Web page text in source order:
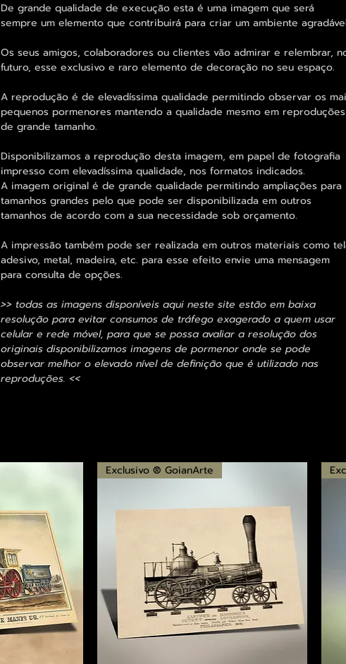
De grande qualidade de execução esta é uma imagem que será
sempre um elemento que contribuirá para criar um ambiente
Os seus amigos, colaboradores ou clientes vão admirar e relembrar,
futuro, esse exclusivo e raro elemento de decoração no seu espaço.
A reprodução é de elevadíssima qualidade permitindo observar os
pequenos pormenores mantendo a qualidade mesmo em reproduções
de grande tamanho.
Disponibilizamos a reprodução desta imagem, em papel de fotografia
impresso com elevadíssima qualidade, nos formatos indicados.
A imagem original é de grande qualidade permitindo ampliações para
tamanhos grandes pelo que pode ser disponibilizada em outros
tamanhos de acordo com a sua necessidade sob orçamento.
A impressão também pode ser realizada em outros materiais como
adesivo, metal, madeira, etc. para esse efeito envie uma mensagem
para consulta de opções.
>> todas as imagens disponíveis aqui neste site estão em baixa
resolução para evitar consumos de tráfego exagerado a quem usar
celular e rede móvel, para que se possa avaliar a resolução dos
originais disponibilizamos imagens de pormenor onde se pode
observar melhor o elevado nível de definição que é utilizado nas
reproduções. <<
Exclusivo ® GoianArte